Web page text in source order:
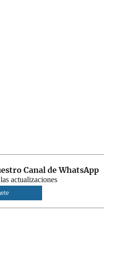
Canal de WhatsApp
actualizaciones